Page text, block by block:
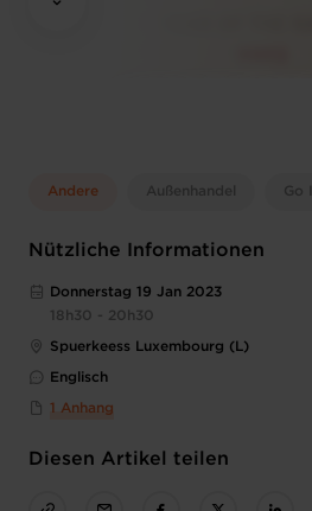
Andere Außenhandel Go
Nützliche Informationen
Donnerstag 19 Jan 2023
18h30 - 20h30
Spuerkeess Luxembourg (L)
Englisch
1 Anhang
Diesen Artikel teilen